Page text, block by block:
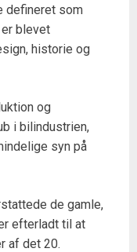
defineret som
blevet
historie og
og
i bilindustrien,
syn på
de gamle,
efterladt til at
af det 20.